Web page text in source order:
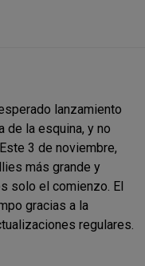
lanzamiento
de la esquina, y no
3 de noviembre,
más grande y
solo el comienzo. El
gracias a la
regulares.